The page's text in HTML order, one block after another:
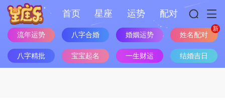
首页 星座 运势 配对
流年运势 八字合婚 婚姻运势 姓名配对
八字精批 宝宝起名 一生财运 结婚吉日